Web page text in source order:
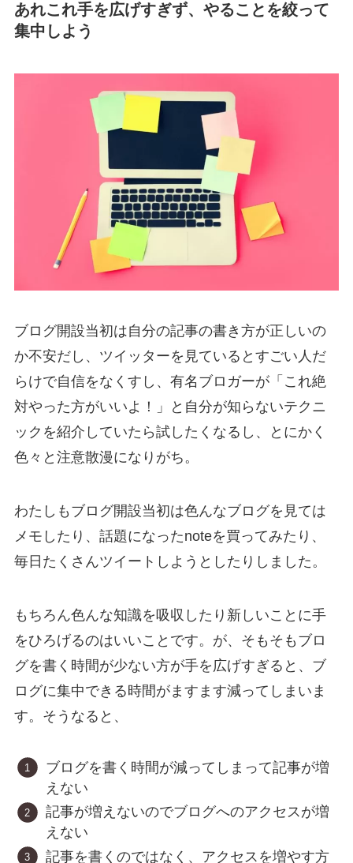
あれこれ手を広げすぎず、やることを絞って
集中しよう
ブログ開設当初は自分の記事の書き方が正しいの
か不安だし、ツイッターを見ているとすごい人だ
らけで自信をなくすし、有名ブロガーが「これ絶
対やった方がいいよ！」と自分が知らないテクニ
ックを紹介していたら試したくなるし、とにかく
色々と注意散漫になりがち。
わたしもブログ開設当初は色んなブログを見ては
メモしたり、話題になったnoteを買ってみたり、
毎日たくさんツイートしようとしたりしました。
もちろん色んな知識を吸収したり新しいことに手
をひろげるのはいいことです。が、そもそもブロ
グを書く時間が少ない方が手を広げすぎると、ブ
ログに集中できる時間がますます減ってしまいま
す。そうなると、
ブログを書く時間が減ってしまって記事が増
えない
記事が増えないのでブログへのアクセスが増
えない
記事を書くのではなく、アクセスを増やす方